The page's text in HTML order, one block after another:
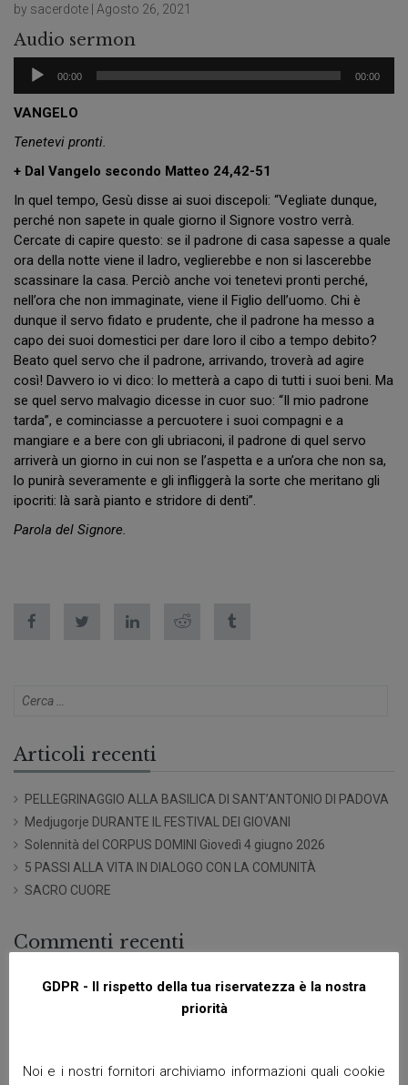
by sacerdote | Agosto 26, 2021
Audio sermon
Audio
Player
00:00 00:00
VANGELO
Tenetevi pronti.
+ Dal Vangelo secondo Matteo 24,42-51
In quel tempo, Gesù disse ai suoi discepoli: “Vegliate dunque,
perché non sapete in quale giorno il Signore vostro verrà.
Cercate di capire questo: se il padrone di casa sapesse a quale
ora della notte viene il ladro, veglierebbe e non si lascerebbe
scassinare la casa. Perciò anche voi tenetevi pronti perché,
nell’ora che non immaginate, viene il Figlio dell’uomo. Chi è
dunque il servo fidato e prudente, che il padrone ha messo a
capo dei suoi domestici per dare loro il cibo a tempo debito?
Beato quel servo che il padrone, arrivando, troverà ad agire
così! Davvero io vi dico: lo metterà a capo di tutti i suoi beni. Ma
se quel servo malvagio dicesse in cuor suo: “Il mio padrone
tarda”, e cominciasse a percuotere i suoi compagni e a
mangiare e a bere con gli ubriaconi, il padrone di quel servo
arriverà un giorno in cui non se l’aspetta e a un’ora che non sa,
lo punirà severamente e gli infliggerà la sorte che meritano gli
ipocriti: là sarà pianto e stridore di denti”.
Parola del Signore.
Articoli recenti
PELLEGRINAGGIO ALLA BASILICA DI SANT’ANTONIO DI PADOVA
Medjugorje DURANTE IL FESTIVAL DEI GIOVANI
Solennità del CORPUS DOMINI Giovedì 4 giugno 2026
5 PASSI ALLA VITA IN DIALOGO CON LA COMUNITÀ
SACRO CUORE
Commenti recenti
Aprile 2026
GDPR - Il rispetto della tua riservatezza è la nostra
priorità
Noi e i nostri fornitori archiviamo informazioni quali cookie